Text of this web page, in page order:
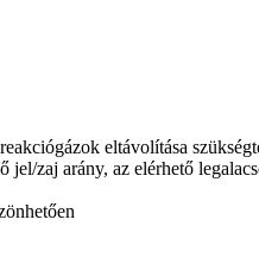
eltávolítása
zaj arány, az elérhető